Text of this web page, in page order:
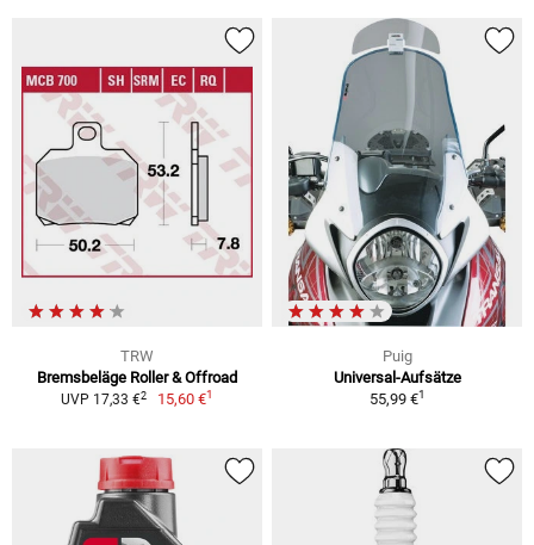
TRW
Bremsbeläge Roller & Offroad
UVP 17,33 €2 15,60 €1
Puig
Universal-Aufsätze
55,99 €1